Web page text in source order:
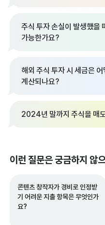
주식 투자 손실이 발생했을
가능한가요?
해외 주식 투자 시 세금은
계산되나요?
2024년 말까지 주식을 매
이런 질문은 궁금하지 않
콘텐츠 창작자가 경비로 인정받
기 어려운 지출 항목은 무엇인가
요?